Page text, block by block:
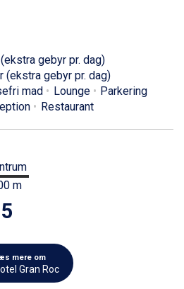
gebyr pr. dag)
(ekstra gebyr pr. dag)
mad Lounge
Parkering
Restaurant
m
mere om
Gran Roc